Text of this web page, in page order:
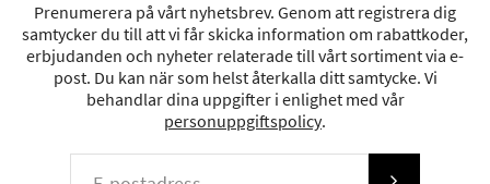
Prenumerera på vårt nyhetsbrev. Genom att registrera dig
samtycker du till att vi får skicka information om rabattkoder,
erbjudanden och nyheter relaterade till vårt sortiment via e-
post. Du kan när som helst återkalla ditt samtycke. Vi
behandlar dina uppgifter i enlighet med vår
personuppgiftspolicy.